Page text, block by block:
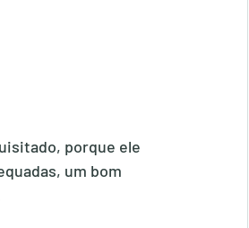
porque ele
um bom